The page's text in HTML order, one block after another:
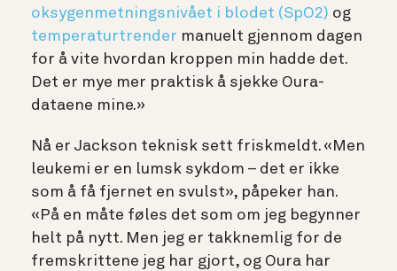
oksygenmetningsnivået i blodet (SpO2) og
temperaturtrender manuelt gjennom dagen
for å vite hvordan kroppen min hadde det.
Det er mye mer praktisk å sjekke Oura-
dataene mine.»
Nå er Jackson teknisk sett friskmeldt. «Men
leukemi er en lumsk sykdom – det er ikke
som å få fjernet en svulst», påpeker han.
«På en måte føles det som om jeg begynner
helt på nytt. Men jeg er takknemlig for de
fremskrittene jeg har gjort, og Oura har